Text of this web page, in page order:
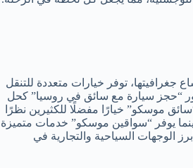
جغرافيتها، توفر خيارات متعددة للتنقل
“حجز سيارة مع سائق في روسيا” كحل
موسكو” خيارًا مفضلًا للكثيرين نظرًا
بينما يوفر “سواقين موسكو” خدمات متميزة
الوجهات السياحية والتجارية في